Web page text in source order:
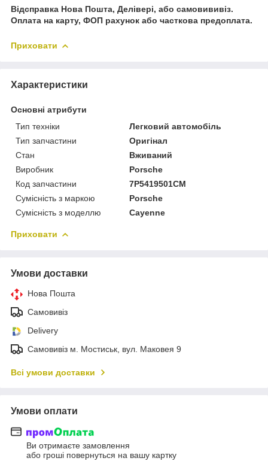
Відсправка Нова Пошта, Делівері, або самовививіз.
Оплата на карту, ФОП рахунок або часткова предоплата.
Приховати
Характеристики
Основні атрибути
Тип техніки
Легковий автомобіль
Тип запчастини
Оригінал
Стан
Вживаний
Виробник
Porsche
Код запчастини
7P5419501CM
Сумісність з маркою
Porsche
Сумісність з моделлю
Cayenne
Приховати
Умови доставки
Нова Пошта
Самовивіз
Delivery
Самовивіз м. Мостиськ, вул. Маковея 9
Всі умови доставки
Умови оплати
Ви отримаєте замовлення
або гроші повернуться на вашу картку